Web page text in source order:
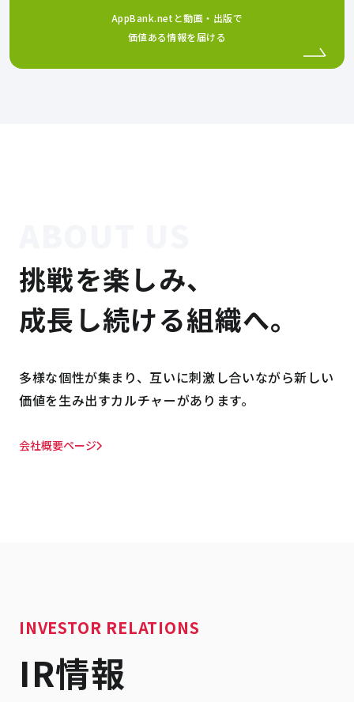
AppBank.netと動画・出版で
価値ある情報を届ける
挑戦を楽しみ、
成長し続ける組織へ。
多様な個性が集まり、互いに刺激し合いながら新しい
価値を生み出すカルチャーがあります。
会社概要ページ
INVESTOR RELATIONS
IR情報